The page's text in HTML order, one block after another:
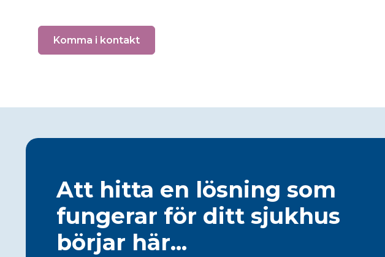
Komma i kontakt
Att hitta en lösning som
fungerar för ditt sjukhus
börjar här...